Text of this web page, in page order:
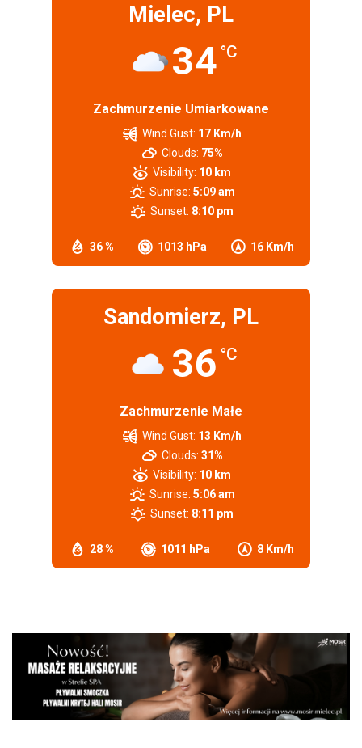
Mielec, PL
34 °C
Zachmurzenie Umiarkowane
36 % 1013 hPa 16 Km/h
Wind Gust: 17 Km/h
Clouds: 75%
Visibility: 10 km
Sunrise: 5:09 am
Sunset: 8:10 pm
Sandomierz, PL
36 °C
Zachmurzenie Małe
28 % 1011 hPa 8 Km/h
Wind Gust: 13 Km/h
Clouds: 31%
Visibility: 10 km
Sunrise: 5:06 am
Sunset: 8:11 pm